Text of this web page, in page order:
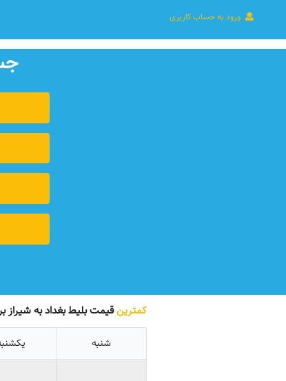
ورود به حساب کاربری
کمترینقیمت بلیط بغداد به شیراز
شنبه